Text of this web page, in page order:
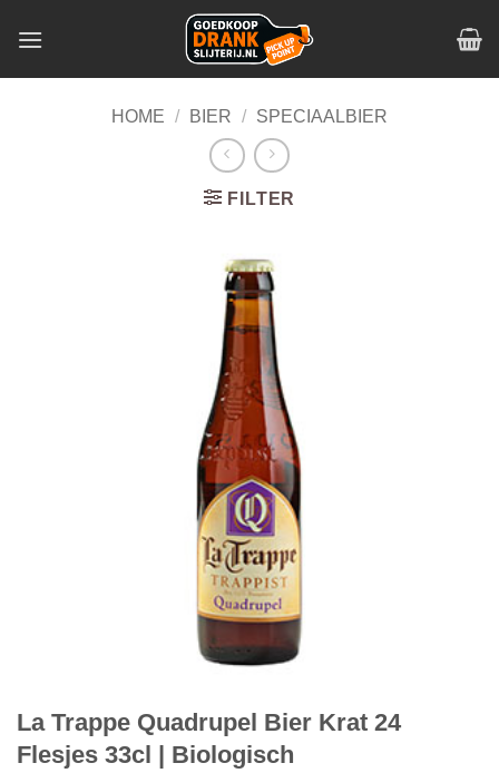
HOME / BIER / SPECIAALBIER
FILTER
La Trappe Quadrupel Bier Krat 24
Flesjes 33cl | Biologisch